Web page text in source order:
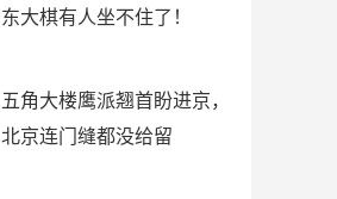
东大棋有人坐不住了！
五角大楼鹰派翘首盼进京，
北京连门缝都没给留